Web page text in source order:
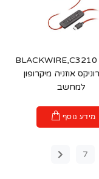
אוזניה מיקרופון
למחשב
מידע נוסף
7